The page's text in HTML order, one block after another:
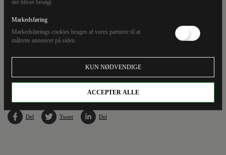
der bliver besøgt.
Markedsføring
Markedsførings cookies bruges af vores partnere til at
målrette annoncer på siden.
KUN NØDVENDIGE
ACCEPTER ALLE
Den russiske menneskerettighedskommissær Tatjana Moskalkóva hævder, at russiske
Del Tweet Del